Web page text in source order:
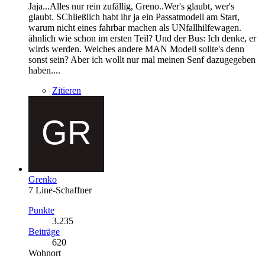
Jaja...Alles nur rein zufällig, Greno..Wer's glaubt, wer's
glaubt. SChließlich habt ihr ja ein Passatmodell am Start,
warum nicht eines fahrbar machen als UNfallhilfewagen.
ähnlich wie schon im ersten Teil? Und der Bus: Ich denke, er
wirds werden. Welches andere MAN Modell sollte's denn
sonst sein? Aber ich wollt nur mal meinen Senf dazugegeben
haben....
Zitieren
Grenko
7 Line-Schaffner
Punkte
3.235
Beiträge
620
Wohnort